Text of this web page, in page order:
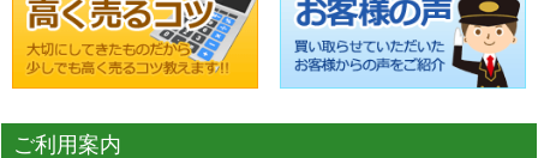
ご利用案内